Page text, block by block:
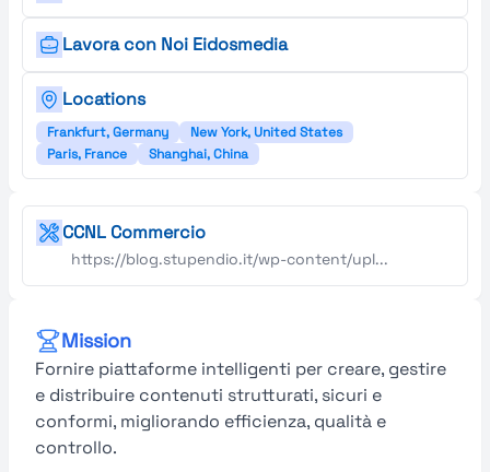
Lavora con Noi Eidosmedia
Locations
Frankfurt, Germany
New York, United States
Paris, France
Shanghai, China
CCNL Commercio
https://blog.stupendio.it/wp-content/upl...
Mission
Fornire piattaforme intelligenti per creare, gestire
e distribuire contenuti strutturati, sicuri e
conformi, migliorando efficienza, qualità e
controllo.